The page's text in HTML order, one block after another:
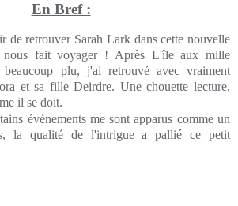
En Bref :
de retrouver Sarah Lark dans cette nouvelle
nous fait voyager ! Après L'île aux mille
plu, j'ai retrouvé avec vraiment
et sa fille Deirdre. Une chouette lecture,
il se doit.
événements me sont apparus comme un
la qualité de l'intrigue a pallié ce petit